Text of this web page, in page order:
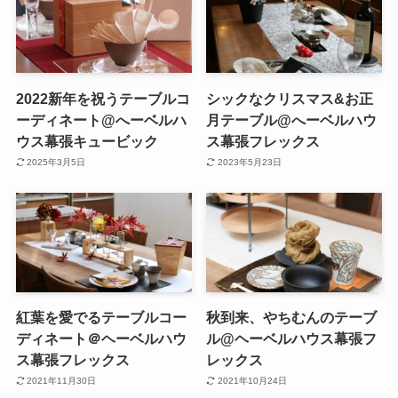
2022新年を祝うテーブルコ
ーディネート@へーベルハ
ウス幕張キュービック
2025年3月5日
シックなクリスマス&お正
月テーブル@へーベルハウ
ス幕張フレックス
2023年5月23日
紅葉を愛でるテーブルコー
ディネート＠ヘーベルハウ
ス幕張フレックス
2021年11月30日
秋到来、やちむんのテーブ
ル@ヘーベルハウス幕張フ
レックス
2021年10月24日